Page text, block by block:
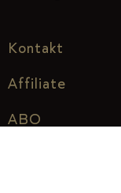
Kontakt
Affiliate
ABO